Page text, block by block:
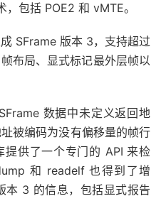
包括 POE2 和 vMTE。
SFrame 版本 3，支持超过
布局、显式标记最外层帧以
数据中未定义返回地
被编码为没有偏移量的帧行
供了一个专门的 API 来检
和 readelf 也得到了增
本 3 的信息，包括显式报告